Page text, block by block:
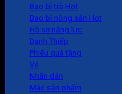
Bao bì trà
Bao bì nông sản
Hồ sơ năng lực
Danh Thiếp
Phiếu quà tặng
Vé
Nhãn dán
Mác sản phẩm